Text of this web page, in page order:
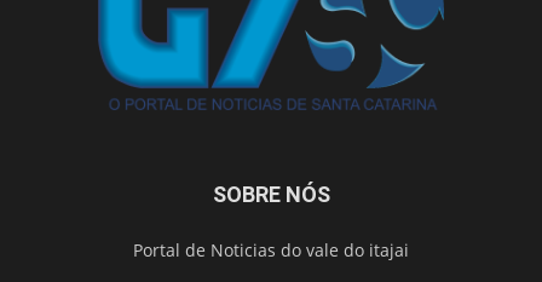
SOBRE NÓS
Portal de Noticias do vale do itajai